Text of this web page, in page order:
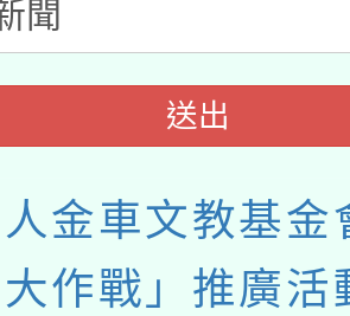
送出
金車文教基
作戰」推廣活